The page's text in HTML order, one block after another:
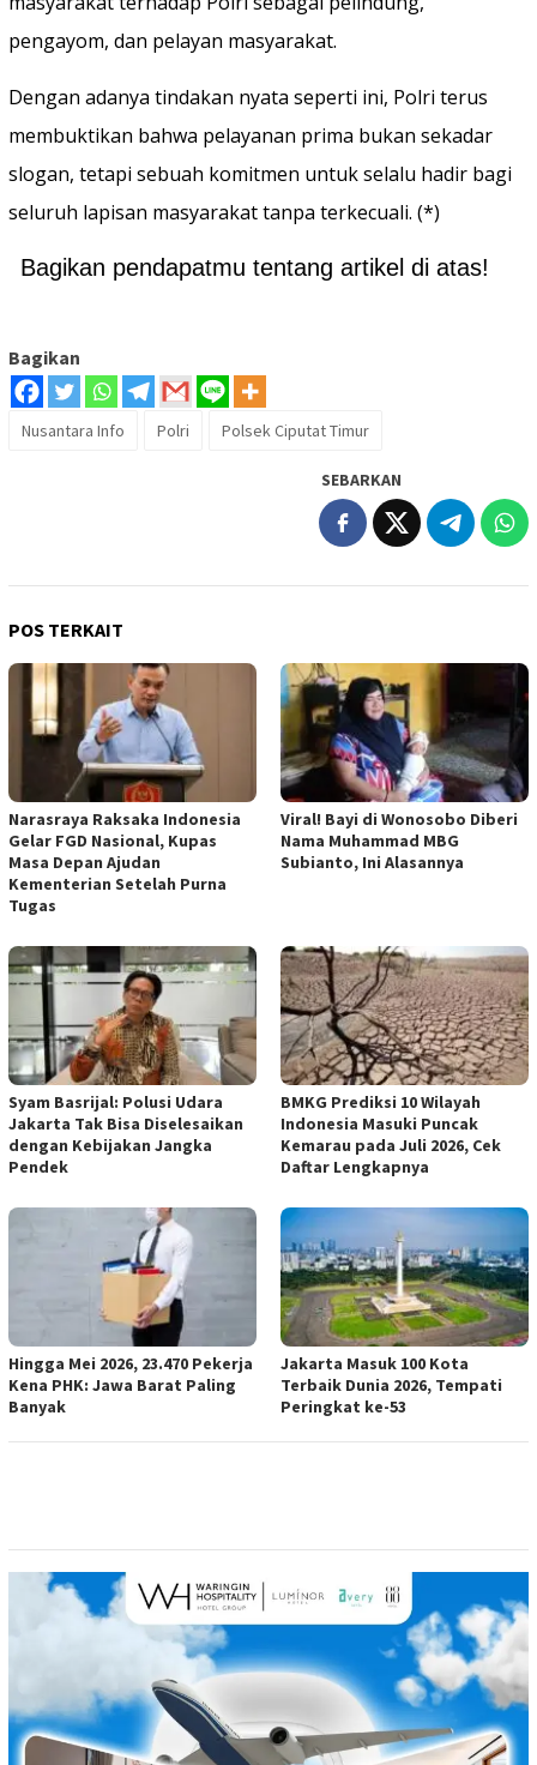
pengayom, dan pelayan masyarakat.
Dengan adanya tindakan nyata seperti ini, Polri terus
membuktikan bahwa pelayanan prima bukan sekadar
slogan, tetapi sebuah komitmen untuk selalu hadir bagi
seluruh lapisan masyarakat tanpa terkecuali. (*)
Bagikan pendapatmu tentang artikel di atas!
Bagikan
Nusantara Info Polri Polsek Ciputat Timur
SEBARKAN
POS TERKAIT
Narasraya Raksaka Indonesia
Gelar FGD Nasional, Kupas
Masa Depan Ajudan
Kementerian Setelah Purna
Tugas
Viral! Bayi di Wonosobo Diberi
Nama Muhammad MBG
Subianto, Ini Alasannya
Syam Basrijal: Polusi Udara
Jakarta Tak Bisa Diselesaikan
dengan Kebijakan Jangka
Pendek
BMKG Prediksi 10 Wilayah
Indonesia Masuki Puncak
Kemarau pada Juli 2026, Cek
Daftar Lengkapnya
Hingga Mei 2026, 23.470 Pekerja
Kena PHK: Jawa Barat Paling
Banyak
Jakarta Masuk 100 Kota
Terbaik Dunia 2026, Tempati
Peringkat ke-53